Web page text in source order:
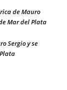
de Mauro
Mar del Plata
Sergio y se